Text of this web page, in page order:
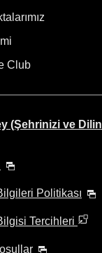
Club
(Şehrinizi ve
Politikası
Tercihleri